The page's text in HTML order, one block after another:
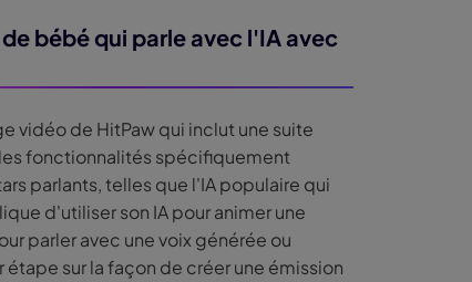
bébé qui parle avec l'IA avec
vidéo de HitPaw qui inclut une suite
fonctionnalités spécifiquement
parlants, telles que l'IA populaire qui
d'utiliser son IA pour animer une
parler avec une voix générée ou
sur la façon de créer une émission